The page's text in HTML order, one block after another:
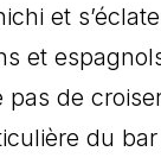
et
et
de
du